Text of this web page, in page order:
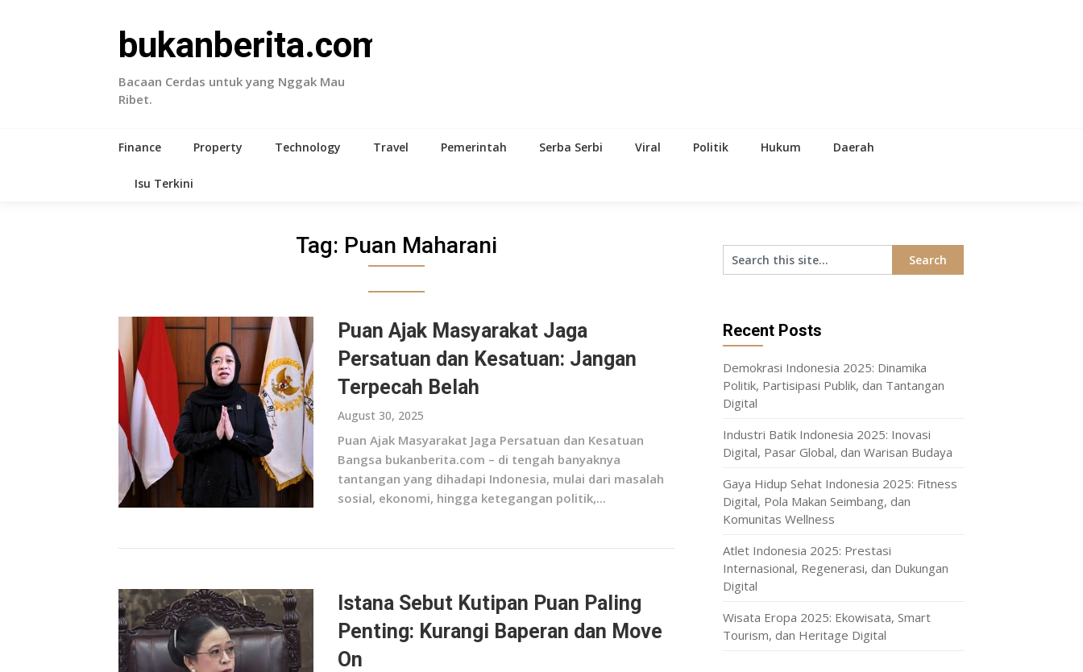
bukanberita.com
Bacaan Cerdas untuk yang Nggak Mau
Ribet.
Finance Property Technology Travel Pemerintah Serba Serbi Viral Politik Hukum Daerah
Isu Terkini
Tag: Puan Maharani
Puan Ajak Masyarakat Jaga
Persatuan dan Kesatuan: Jangan
Terpecah Belah
August 30, 2025
Puan Ajak Masyarakat Jaga Persatuan dan Kesatuan
Bangsa bukanberita.com – di tengah banyaknya
tantangan yang dihadapi Indonesia, mulai dari masalah
sosial, ekonomi, hingga ketegangan politik,...
Istana Sebut Kutipan Puan Paling
Penting: Kurangi Baperan dan Move
On
Recent Posts
Demokrasi Indonesia 2025: Dinamika
Politik, Partisipasi Publik, dan Tantangan
Digital
Industri Batik Indonesia 2025: Inovasi
Digital, Pasar Global, dan Warisan Budaya
Gaya Hidup Sehat Indonesia 2025: Fitness
Digital, Pola Makan Seimbang, dan
Komunitas Wellness
Atlet Indonesia 2025: Prestasi
Internasional, Regenerasi, dan Dukungan
Digital
Wisata Eropa 2025: Ekowisata, Smart
Tourism, dan Heritage Digital